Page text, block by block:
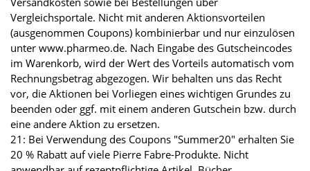
Vergleichsportale. Nicht mit anderen Aktionsvorteilen
(ausgenommen Coupons) kombinierbar und nur einzulösen
unter www.pharmeo.de. Nach Eingabe des Gutscheincodes
im Warenkorb, wird der Wert des Vorteils automatisch vom
Rechnungsbetrag abgezogen. Wir behalten uns das Recht
vor, die Aktionen bei Vorliegen eines wichtigen Grundes zu
beenden oder ggf. mit einem anderen Gutschein bzw. durch
eine andere Aktion zu ersetzen.
21: Bei Verwendung des Coupons "Summer20" erhalten Sie
20 % Rabatt auf viele Pierre Fabre-Produkte. Nicht